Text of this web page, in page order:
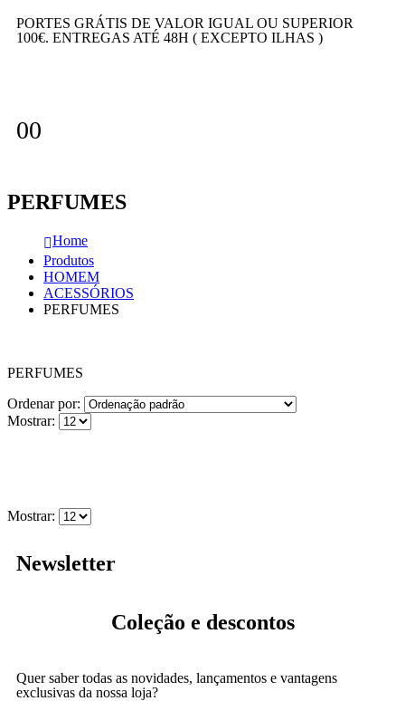
PORTES GRÁTIS DE VALOR IGUAL OU SUPERIOR
100€. ENTREGAS ATÉ 48H ( EXCEPTO ILHAS )
00
PERFUMES
Home
Produtos
HOMEM
ACESSÓRIOS
PERFUMES
PERFUMES
Ordenar por:
Mostrar:
Mostrar:
Newsletter
Coleção e descontos
Quer saber todas as novidades, lançamentos e vantagens
exclusivas da nossa loja?